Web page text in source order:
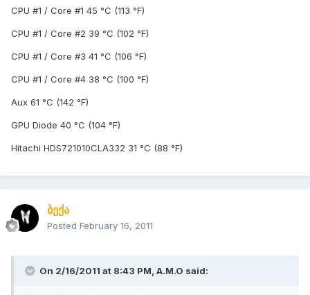
CPU #1 / Core #1 45 °C (113 °F)
CPU #1 / Core #2 39 °C (102 °F)
CPU #1 / Core #3 41 °C (106 °F)
CPU #1 / Core #4 38 °C (100 °F)
Aux 61 °C (142 °F)
GPU Diode 40 °C (104 °F)
Hitachi HDS721010CLA332 31 °C (88 °F)
ბექა
Posted February 16, 2011
On 2/16/2011 at 8:43 PM, A.M.O said: